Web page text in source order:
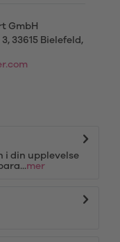
GmbH
33615 Bielefeld,
i din upplevelse
mer